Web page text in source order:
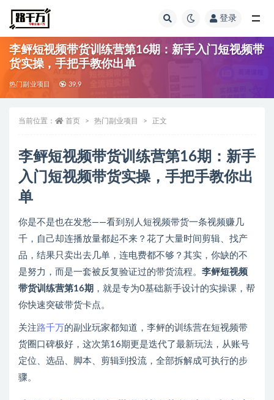
登录
李鲆短视频带货训练营第16期：新手入门短视频带
货实操，手把手教你出单
热门副业项目 39.9
当前位置： 首页 热门副业项目 正文
李鲆短视频带货训练营第16期：新手
入门 短视频带货实操，手把手教你出
单
你是不是也在发愁——看到别人短视频带货一条视频赚几
千，自己却连播放量都起不来？花了大量时间剪辑、找产
品，结果只卖出去几单，连电费都不够？其实，你缺的不
是努力，而是一套被反复验证过的带货流程。 李鲆短视频
带货训练营第16期 ，就是专为0基础新手设计的实操课，帮
你快速突破带货卡点。
关注路千万 的副业玩家都知道，李鲆的训练营在短视频带
货圈口碑极好，这次第16期更是迭代了最新玩法，从账号
定位、选品、脚本、剪辑到投流，全部拆解成可执行的步
骤。